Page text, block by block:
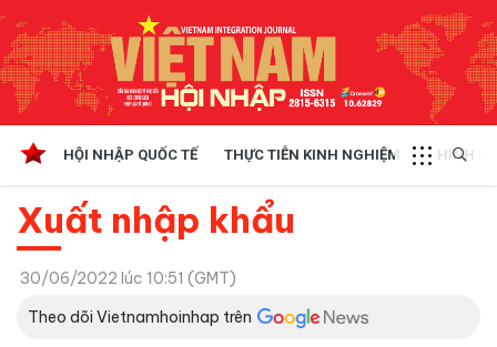
HỘI NHẬP QUỐC TẾ THỰC TIỄN KINH NGHIỆM CHÍNH
Xuất nhập khẩu
30/06/2022 lúc 10:51 (GMT)
Theo dõi Vietnamhoinhap trên